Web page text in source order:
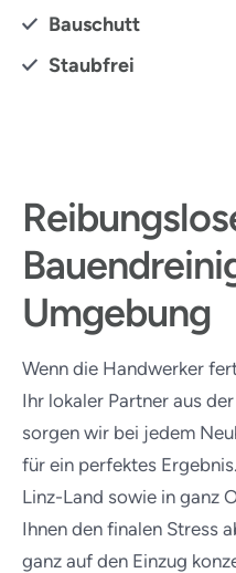
Bauschutt
Staubfrei
Umgebung
Wenn die Handwerker
Ihr lokaler Partner aus
sorgen wir bei jedem
für ein perfektes
Linz-Land sowie in ganz
Ihnen den finalen Stress
ganz auf den Einzug